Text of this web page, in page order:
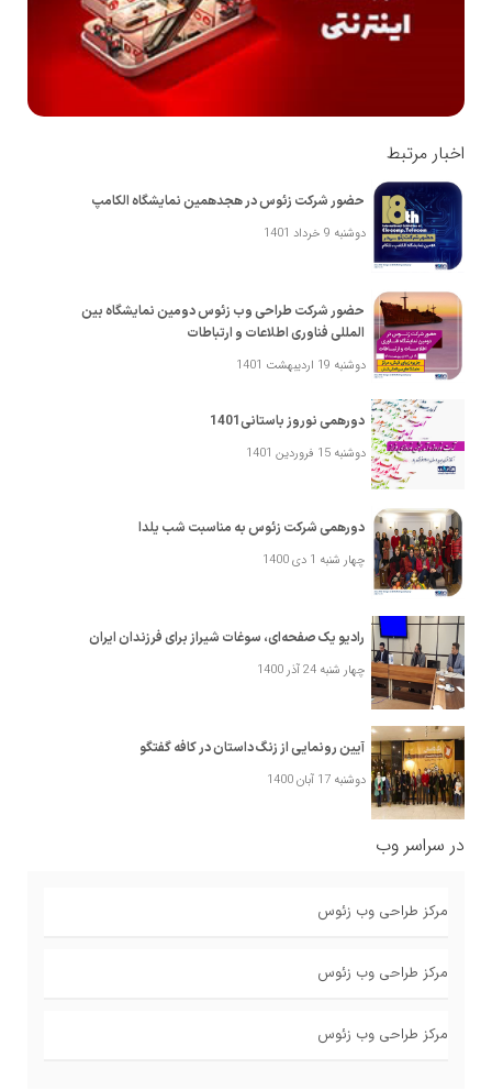
اخبار مرتبط
حضور شرکت زئوس در هجدهمین نمایشگاه الکامپ
دوشنبه 9 خرداد 1401
حضور شرکت طراحی وب زئوس ‎دومین نمایشگاه بین
المللی فناوری اطلاعات و ارتباطات
دوشنبه 19 اردیبهشت 1401
دورهمی نوروز باستانی1401
دوشنبه 15 فروردین 1401
دورهمی شرکت زئوس به مناسبت شب یلدا
چهار شنبه 1 دی 1400
رادیو یک صفحه‌ای، سوغات شیراز برای فرزندان ایران
چهار شنبه 24 آذر 1400
آیین رونمایی از زنگ داستان در کافه گفتگو
دوشنبه 17 آبان 1400
در سراسر وب
مرکز طراحی وب زئوس
مرکز طراحی وب زئوس
مرکز طراحی وب زئوس